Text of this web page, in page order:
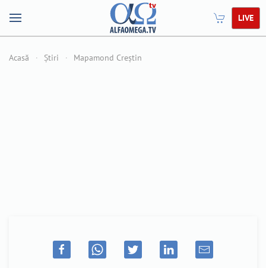
LIVE
Acasă Știri Mapamond Creștin